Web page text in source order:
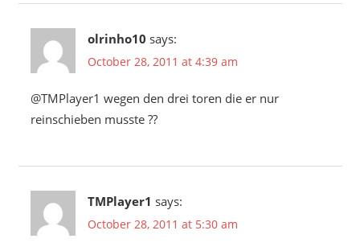
olrinho10 says:
October 28, 2011 at 4:39 am
@TMPlayer1 wegen den drei toren die er nur
reinschieben musste ??
TMPlayer1 says:
October 28, 2011 at 5:30 am